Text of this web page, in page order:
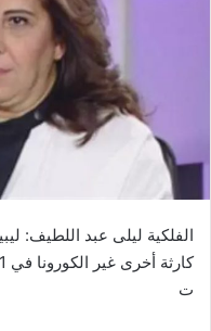
الفلكية ليلى عبد اللطيف:
كارثة أخرى غير الكورونا في 2021
ت